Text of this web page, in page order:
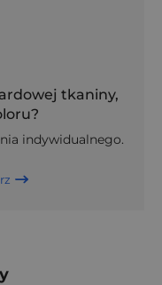
tkaniny,
indywidualnego.